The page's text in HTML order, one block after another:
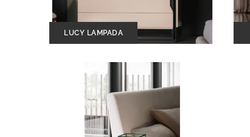
LUCY LAMPADA